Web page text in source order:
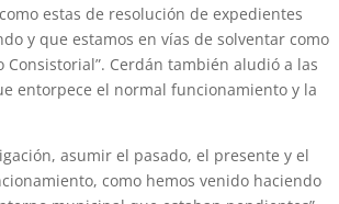
estas de resolución de expedientes
y que estamos en vías de solventar como
Cerdán también aludió a las
entorpece el normal funcionamiento y la
asumir el pasado, el presente y el
como hemos venido haciendo